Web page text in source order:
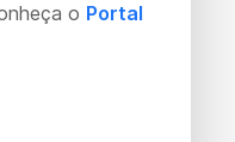
o Portal